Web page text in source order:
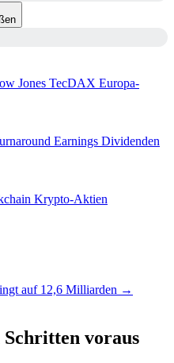
Jones TecDAX Europa-
Earnings Dividenden
Krypto-Aktien
auf 12,6 Milliarden →
voraus